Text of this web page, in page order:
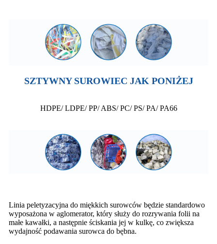
SZTYWNY SUROWIEC JAK PONIŻEJ
HDPE/ LDPE/ PP/ ABS/ PC/ PS/ PA/ PA66
Linia peletyzacyjna do miękkich surowców będzie standardowo
wyposażona w aglomerator, który służy do rozrywania folii na
małe kawałki, a następnie ściskania jej w kulkę, co zwiększa
wydajność podawania surowca do bębna.